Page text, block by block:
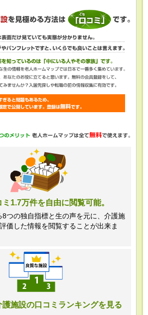
報の利用目的の通知、開示、
追加または削除、利用の停
び第三者への提供の停止
」といいます。）を受け付け
開示等の求めは、以下の
情及び相談窓口」で受け付
ができない場合がありま
ページではご利用状況の統計
クッキー等を用いております
る個人情報の取得、利用は
せん。
リエイターズネクスト個人情
者 窪田望
7070
1.7万件を自由に閲覧可能。
8つの独自指標と生の声を元に、介護施
価した情報を閲覧することが出来ま
護施設の口コミランキングを見る